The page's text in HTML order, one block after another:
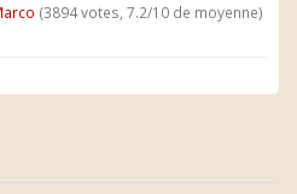
(3894 votes, 7.2/10 de moyenne)